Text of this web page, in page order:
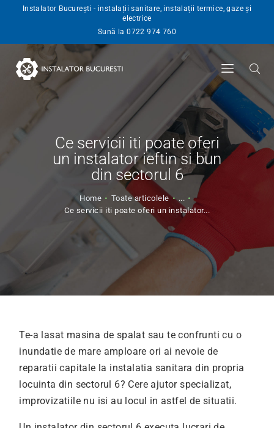
Instalator București - instalații sanitare, instalații termice, gaze și
electrice
Sună la 0722 974 760
Ce servicii iti poate oferi
un instalator ieftin si bun
din sectorul 6
Home Toate articolele
...
Ce servicii iti poate oferi un instalator...
INSTALATOR
SERVICII
BLOG
ANGAJARI
Te-a lasat masina de spalat sau te confrunti cu o
inundatie de mare amploare ori ai nevoie de
reparatii capitale la instalatia sanitara din propria
locuinta din sectorul 6? Cere ajutor specializat,
improvizatiile nu isi au locul in astfel de situatii.